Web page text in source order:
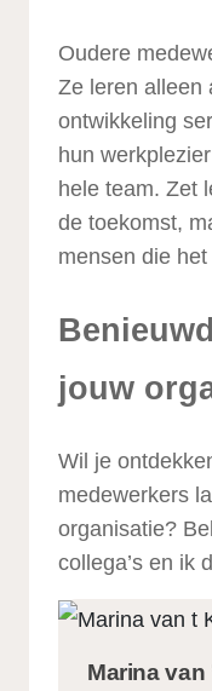
Oudere
Ze leren alleen
ontwikkeling
hun
hele team. Zet
de toekomst,
mensen die
jouw
Wil je
medewerkers
organisatie?
collega’s en ik
Marina van